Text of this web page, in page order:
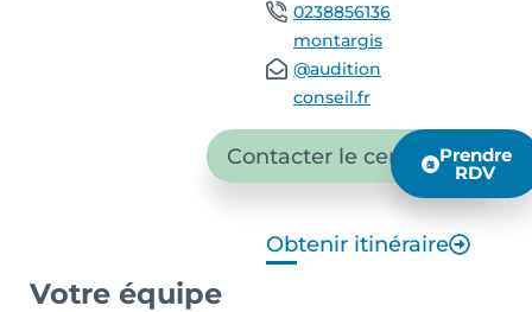
0238856136
montargis
@audition
conseil.fr
Contacter le centre Prendre
RDV
Obtenir itinéraire
Votre équipe